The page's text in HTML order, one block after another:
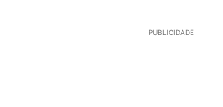
PUBLICIDADE